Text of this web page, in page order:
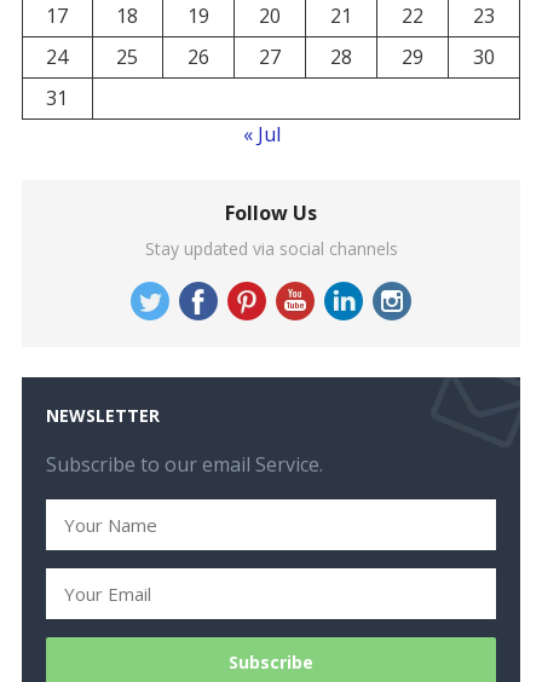
17
18 19 20 21 22
23
24
25 26 27 28 29
30
31
« Jul
Follow Us
Stay updated via social channels
NEWSLETTER
Subscribe to our email Service.